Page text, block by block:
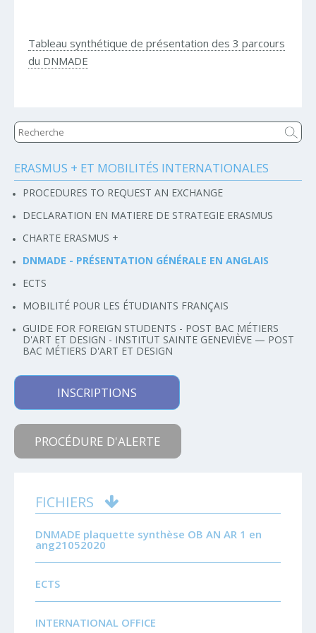
Tableau synthétique de présentation des 3 parcours
du DNMADE
Navigation
ERASMUS + ET MOBILITÉS INTERNATIONALES
PROCEDURES TO REQUEST AN EXCHANGE
DECLARATION EN MATIERE DE STRATEGIE ERASMUS
CHARTE ERASMUS +
DNMADE - PRÉSENTATION GÉNÉRALE EN ANGLAIS
ECTS
MOBILITÉ POUR LES ÉTUDIANTS FRANÇAIS
GUIDE FOR FOREIGN STUDENTS - POST BAC MÉTIERS
D'ART ET DESIGN - INSTITUT SAINTE GENEVIÈVE — POST
BAC MÉTIERS D'ART ET DESIGN
INSCRIPTIONS
PROCÉDURE D'ALERTE
FICHIERS
DNMADE plaquette synthèse OB AN AR 1 en
ang21052020
ECTS
INTERNATIONAL OFFICE